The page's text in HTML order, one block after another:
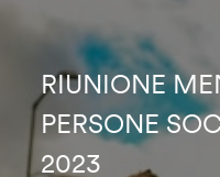
RIUNIONE
PERSONE
2023